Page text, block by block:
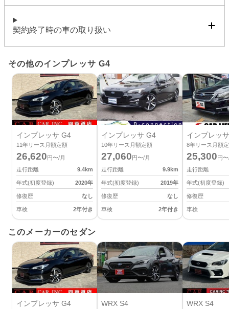
契約終了時の車の取り扱い
その他のインプレッサ G4
インプレッサ G4
11年リース月額定額
26,620円〜/月
走行距離
9.4km
年式(初度登録) 2020年
修復歴 なし
車検 2年付き
インプレッサ G4
10年リース月額定額
27,060円〜/月
走行距離
9.9km
年式(初度登録) 2019年
修復歴 なし
車検 2年付き
インプレッ
8年リース月額
25,300円
走行距離
年式(初度登録)
修復歴
車検
このメーカーのセダン
インプレッサ G4 WRX S4 WRX S4